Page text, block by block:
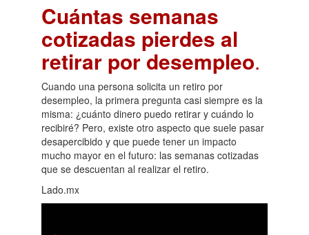
Cuántas semanas
cotizadas pierdes al
retirar por desempleo.
Cuando una persona solicita un retiro por
desempleo, la primera pregunta casi siempre es la
misma: ¿cuánto dinero puedo retirar y cuándo lo
recibiré? Pero, existe otro aspecto que suele pasar
desapercibido y que puede tener un impacto
mucho mayor en el futuro: las semanas cotizadas
que se descuentan al realizar el retiro.
Lado.mx